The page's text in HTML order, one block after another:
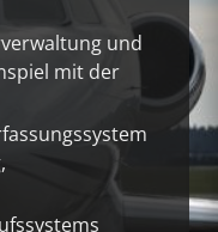
und
mit der